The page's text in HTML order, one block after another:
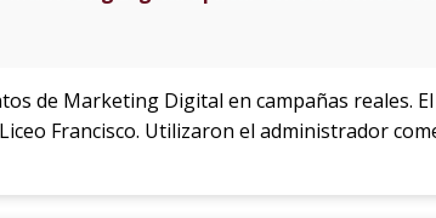
de Marketing Digital en campañas reales.
Francisco. Utilizaron el administrador